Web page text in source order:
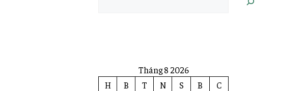
Tháng 8 2026
H
B T N S B
C